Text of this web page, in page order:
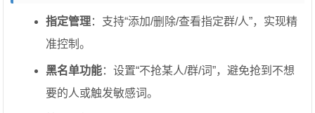
指定管理：支持“添加/删除/查看指定群/人”，实现精
准控制。
黑名单功能：设置“不抢某人/群/词”，避免抢到不想
要的人或触发敏感词。